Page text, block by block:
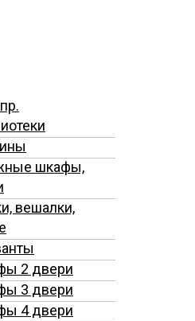
шкафы,
вешалки,
2 двери
3 двери
4 двери